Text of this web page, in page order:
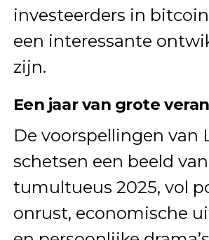
investeerders in
een interessante
zijn.
Een jaar van grote
De voorspellingen van
schetsen een beeld
tumultueus 2025, vol
onrust, economische